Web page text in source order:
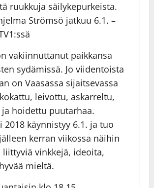
ruukkuja säilykepurkeista.
Strömsö jatkuu 6.1. –
vakiinnuttanut paikkansa
sydämissä. Jo viidentoista
on Vaasassa sijaitsevassa
leivottu, askarreltu,
hoidettu puutarhaa.
2018 käynnistyy 6.1. ja tuo
kerran viikossa näihin
vinkkejä, ideoita,
mieltä.